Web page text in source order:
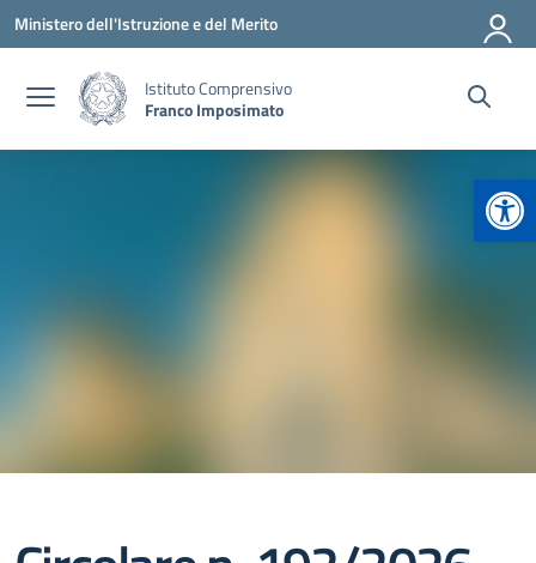
Vai ai contenuti
Vai al menu di navigazione
Vai al footer
Ministero dell'Istruzione e del Merito
Istituto Comprensivo
Franco Imposimato